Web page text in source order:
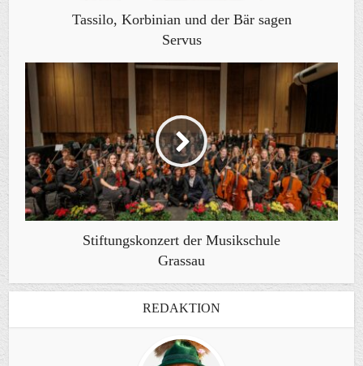
Tassilo, Korbinian und der Bär sagen
Servus
Stiftungskonzert der Musikschule
Grassau
REDAKTION